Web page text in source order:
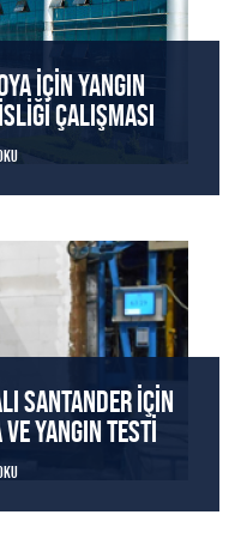
IÇIN YANGIN
ÇALIŞMASI
SANTANDER İÇIN
YANGIN TESTI